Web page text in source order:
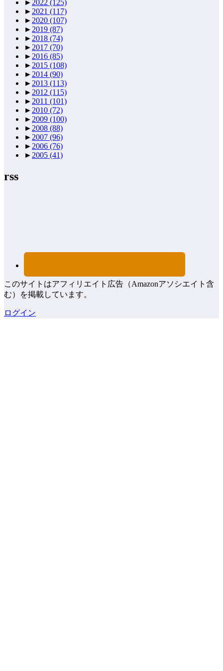
► 2022 (125)
► 2021 (117)
► 2020 (107)
► 2019 (87)
► 2018 (74)
► 2017 (70)
► 2016 (85)
► 2015 (108)
► 2014 (90)
► 2013 (113)
► 2012 (115)
► 2011 (101)
► 2010 (72)
► 2009 (100)
► 2008 (88)
► 2007 (96)
► 2006 (76)
► 2005 (41)
rss
このサイトはアフィリエイト広告（Amazonアソシエイト含
む）を掲載しています。
ログイン